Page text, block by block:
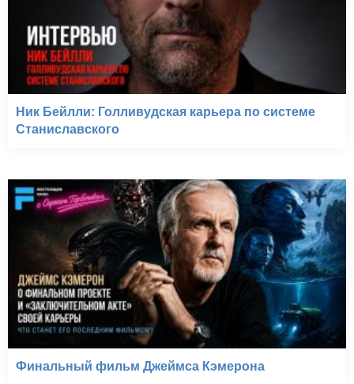
Ник Бейлли: Голливудская карьера по системе
Станиславского
Финальный фильм Джеймса Кэмерона